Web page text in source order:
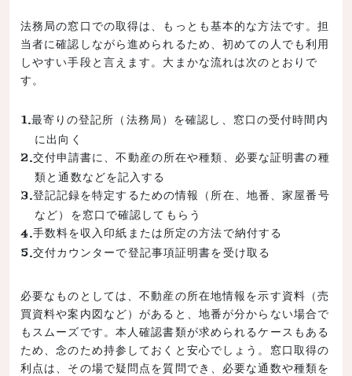
法務局の窓口での取得は、もっとも基本的な方法です。担
当者に確認しながら進められるため、初めての人でも利用
しやすい手段と言えます。大まかな流れは次のとおりで
す。
最寄りの登記所（法務局）を確認し、窓口の受付時間内
に出向く
交付申請書に、不動産の所在や種類、必要な証明書の種
類と通数などを記入する
登記記録を特定するための情報（所在、地番、家屋番号
など）を窓口で確認してもらう
手数料を収入印紙または所定の方法で納付する
交付カウンターで登記事項証明書を受け取る
必要なものとしては、不動産の所在地情報を示す資料（売
買資料や案内図など）があると、地番が分からない場合で
もスムーズです。本人確認書類が求められるケースもある
ため、念のため持参しておくと安心でしょう。窓口取得の
利点は、その場で疑問点を質問でき、必要な通数や種類を